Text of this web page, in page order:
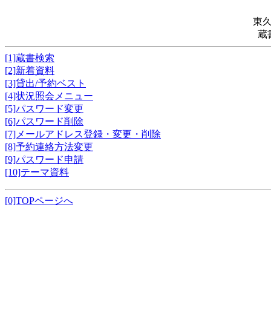
東
蔵
[1]蔵書検索
[2]新着資料
[3]貸出/予約ベスト
[4]状況照会メニュー
[5]パスワード変更
[6]パスワード削除
[7]メールアドレス登録・変更・削除
[8]予約連絡方法変更
[9]パスワード申請
[10]テーマ資料
[0]TOPページへ